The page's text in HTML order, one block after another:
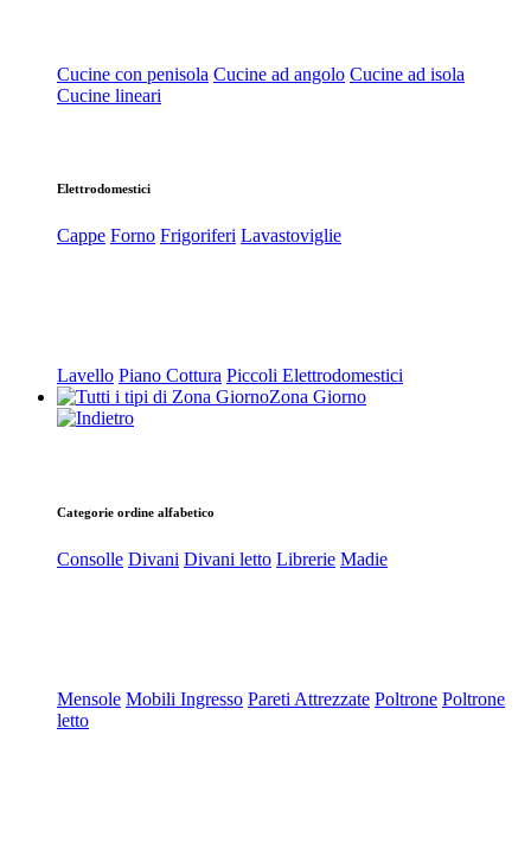
Cucine con penisola Cucine ad angolo Cucine ad isola
Cucine lineari
Elettrodomestici
Cappe Forno Frigoriferi Lavastoviglie
Lavello Piano Cottura Piccoli Elettrodomestici
Zona Giorno
Categorie ordine alfabetico
Consolle Divani Divani letto Librerie Madie
Mensole Mobili Ingresso Pareti Attrezzate Poltrone Poltrone
letto